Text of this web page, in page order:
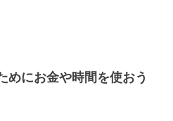
めにお金や時間を使おう